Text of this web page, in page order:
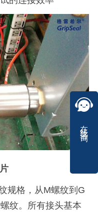
规格，从M螺纹到G
纹。所有接头基本
在线咨询